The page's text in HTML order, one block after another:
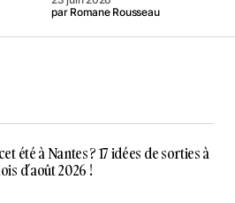
par Romane Rousseau
été à Nantes ? 17 idées de sorties à
d’août 2026 !